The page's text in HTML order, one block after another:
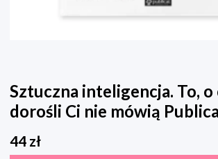
Sztuczna inteligencja. To, o
dorośli Ci nie mówią
44 zł